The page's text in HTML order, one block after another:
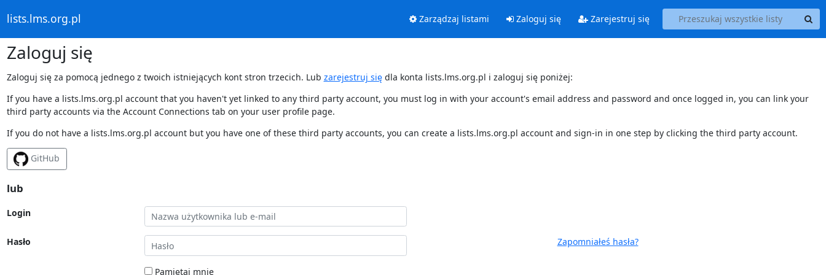
lists.lms.org.pl Zarządzaj listami Zaloguj się Zarejestruj się
Zaloguj się
Zaloguj się za pomocą jednego z twoich istniejących kont stron trzecich. Lub zarejestruj siędla konta lists.lms.org.pl i zaloguj się poniżej:
If you have a lists.lms.org.pl account that you haven't yet linked to any third party account, you must log in with your account's email address and password and once logged in, you can link your
third party accounts via the Account Connections tab on your user profile page.
If you do not have a lists.lms.org.pl account but you have one of these third party accounts, you can create a lists.lms.org.pl account and sign-in in one step by clicking the third party account.
GitHub
lub
Login
Hasło Zapomniałeś hasła?
Pamiętaj mnie